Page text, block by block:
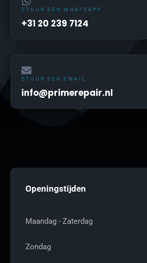
STUUR EEN WHATSAPP
+31 20 239 7124
STUUR EEN EMAIL
info@primerepair.nl
Openingstijden
Maandag - Zaterdag
Zondag